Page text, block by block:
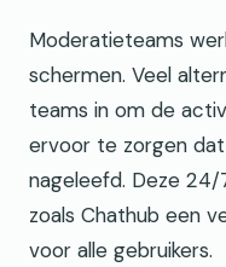
Moderatieteams
schermen. Veel
teams in om de
ervoor te zorgen
nageleefd. Deze
zoals Chathub een
voor alle gebruikers.